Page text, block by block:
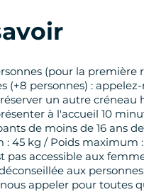
(pour la première
(+8 personnes) :
réserver un autre créneau
à l'accueil 10
de moins de 16 ans
: 45 kg / Poids maximum :
pas accessible aux
aux
nous appeler pour